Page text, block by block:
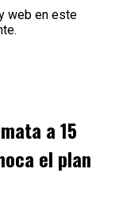
web en este
a 15
el plan